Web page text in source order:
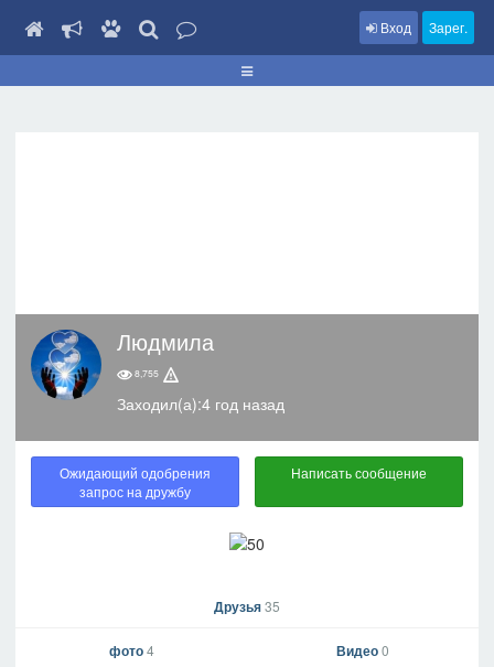
Вход Зарег.
Людмила
8,755
Заходил(а):4 год назад
Ожидающий одобрения
запрос на дружбу
Написать сообщение
Друзья35
фото4 Видео0